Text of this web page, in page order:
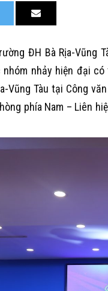
ĐH Bà Rịa-Vũng
nhảy hiện đại
Vũng Tàu tại Công
phía Nam – Liên